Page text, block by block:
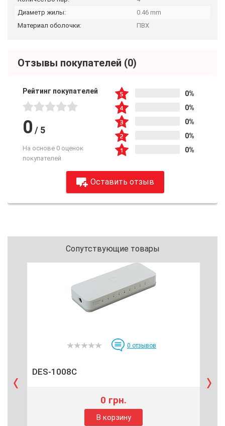
Диаметр жилы:
0.46 mm
Материал оболочки:
ПВХ
Отзывы покупателей (0)
Рейтинг покупателей
0 / 5
На основе 0 оценок
покупателей
0%
0%
0%
0%
0%
Оставить отзыв
Сопутствующие товары
0 отзывов
DES-1008C
0 грн.
В корзину